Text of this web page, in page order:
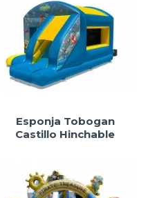
Esponja Tobogan
Castillo Hinchable